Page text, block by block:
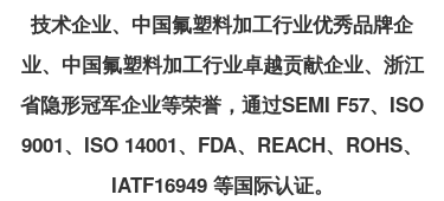
技术企业、中国氟塑料加工行业优秀品牌企
业、中国氟塑料加工行业卓越贡献企业、浙江
省隐形冠军企业等荣誉，通过SEMI F57、ISO
9001、ISO 14001、FDA、REACH、ROHS、
IATF16949 等国际认证。